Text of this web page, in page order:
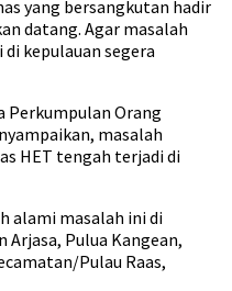
yang bersangkutan hadir
datang. Agar masalah
kepulauan segera
Perkumpulan Orang
masalah
HET tengah terjadi di
alami masalah ini di
Arjasa, Pulua Kangean,
Pulau Raas,